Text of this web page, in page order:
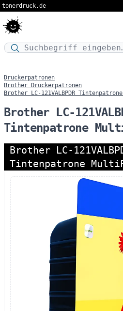
tonerdruck.de
Druckermodell oder
Druckerpatronen
Brother Druckerpatronen
Brother LC-121VALBPDR
Brother LC-
Tintenpatrone
Brother LC-
Tintenpatrone